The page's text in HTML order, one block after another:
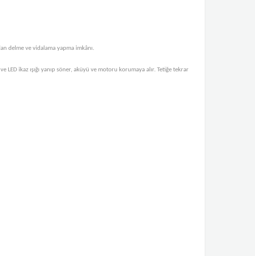
delme ve vidalama yapma imkânı.
ikaz ışığı yanıp söner, aküyü ve motoru korumaya alır. Tetiğe tekrar